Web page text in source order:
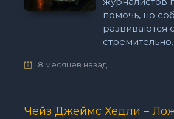
помочь, но
развиваются
8 месяцев назад